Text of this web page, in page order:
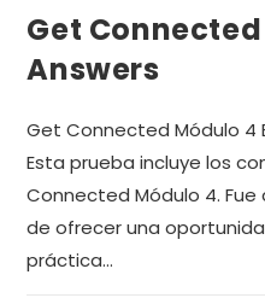
Get
Answers
Get Connected Módulo 4
Esta prueba incluye los
Connected Módulo 4.
de ofrecer una
práctica…